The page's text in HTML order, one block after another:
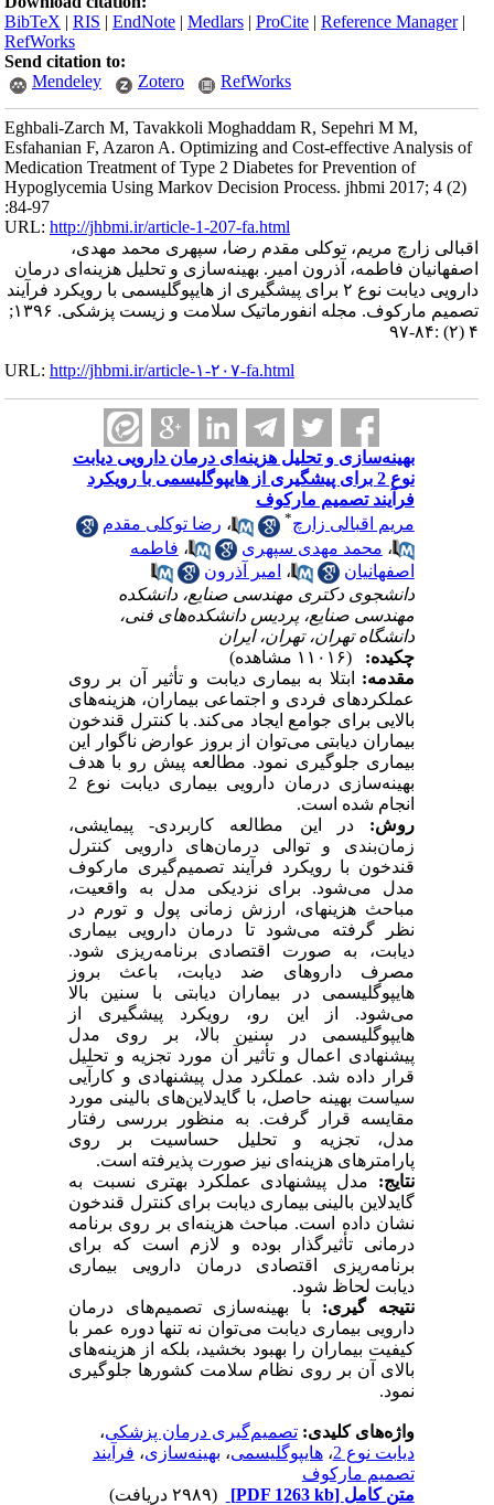
BibTeX |RIS |EndNote |Medlars |ProCite |Reference Manager
RefWorks
Send citation to:
Mendeley
Zotero RefWorks
Eghbali-Zarch M, Tavakkoli Moghaddam R, Sepehri M M,
Esfahanian F, Azaron A. Optimizing and Cost-effective Analysis of
Medication Treatment of Type 2 Diabetes for Prevention of
Hypoglycemia Using Markov Decision Process. jhbmi 2017; 4 (2)
:84-97
URL:http://jhbmi.ir/article-1-207-fa.html
اقبالی زارچ مریم، توکلی مقدم رضا، سپهری محمد مهدی،
اصفهانیان فاطمه، آذرون امیر. بهینه‌سازی و تحلیل هزینه‌ای درمان
دارویی دیابت نوع ۲ برای پیشگیری از هایپوگلیسمی با رویکرد فرآیند
تصمیم ‌مارکوف. مجله انفورماتیک سلامت و زیست پزشکی. ۱۳۹۶;
URL:http://jhbmi.ir/article-۱-۲۰۷-fa.html
بهینه‌سازی و تحلیل هزینه‌ای درمان دارویی دیابت
نوع 2 برای پیشگیری از هایپوگلیسمی با رویکرد
فرآیند تصمیم ‌مارکوف
مریم اقبالی زارچ * ،رضا توکلی مقدم
،محمد مهدی سپهری ،فاطمه
اصفهانیان
،امیر آذرون
دانشجوی دکتری مهندسی صنایع، دانشکده
مهندسی صنایع، پردیس دانشکده‌های فنی،
دانشگاه تهران، تهران، ایران
چکیده:
مقدمه:ابتلا به بیماری دیابت و تأثیر آن بر روی
عملکردهای فردی و اجتماعی بیماران، هزینه‌های
بالایی برای جوامع ایجاد می‌کند. با کنترل قندخون
بیماران دیابتی می‌توان از بروز عوارض ناگوار این
بیماری جلوگیری نمود. مطالعه پیش رو با هدف
بهینه‌سازی درمان دارویی بیماری دیابت نوع 2
انجام شده است.
روش: در این مطالعه کاربردی- پیمایشی،
زمان‌بندی و توالی درمان‌های دارویی کنترل
قندخون با رویکرد فرآیند تصمیم‌گیری مارکوف
مدل می‌شود. برای نزدیکی مدل به واقعیت،
مباحث هزینه­ای، ارزش زمانی پول و تورم در
نظر گرفته می‌شود تا درمان دارویی بیماری
دیابت، به صورت اقتصادی برنامه‌ریزی شود.
مصرف داروهای ضد دیابت، باعث بروز
هایپوگلیسمی در بیماران دیابتی با سنین بالا
می‌شود. از این رو، رویکرد پیشگیری از
هایپوگلیسمی در سنین بالا، بر روی مدل
پیشنهادی اعمال و تأثیر آن مورد تجزیه و تحلیل
قرار داده شد. عملکرد مدل پیشنهادی و کارآیی
سیاست بهینه حاصل، با گایدلاین‌‌های بالینی مورد
مقایسه قرار گرفت. به منظور بررسی رفتار
مدل، تجزیه و تحلیل حساسیت بر روی
پارامترهای هزینه‌ای نیز صورت پذیرفته است.
نتایج:مدل پیشنهادی عملکرد بهتری نسبت به
گایدلاین بالینی بیماری دیابت برای کنترل قندخون
نشان داده است. مباحث هزینه‌ای بر روی برنامه
درمانی تأثیرگذار بوده و لازم است که برای
برنامه‌ریزی اقتصادی درمان دارویی بیماری
دیابت لحاظ شود.
نتیجه­ گیری:با بهینه‌سازی تصمیم‌های درمان
دارویی بیماری دیابت می‌توان نه تنها دوره عمر با
کیفیت بیماران را بهبود بخشید، بلکه از هزینه‌های
بالای آن بر روی نظام سلامت کشورها جلوگیری
نمود.
واژه‌های کلیدی:تصمیم‌گیری درمان پزشکی،
دیابت نوع 2
،هایپوگلیسمی،بهینه‌سازی،فرآیند
تصمیم مارکوف
متن کامل[PDF 1263 kb]